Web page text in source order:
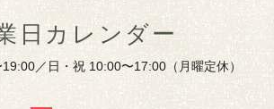
日カレンダー
／日・祝 10:00〜17:00（月曜定休）